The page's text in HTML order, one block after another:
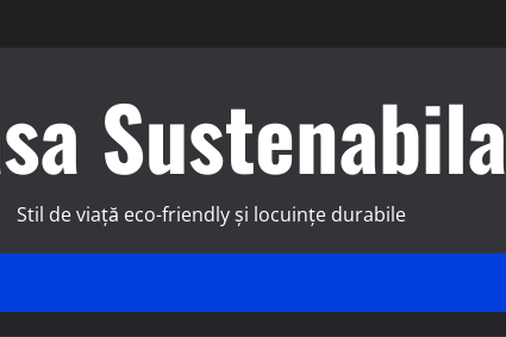
Sustenabila
Stil de viață eco-friendly și locuințe durabile